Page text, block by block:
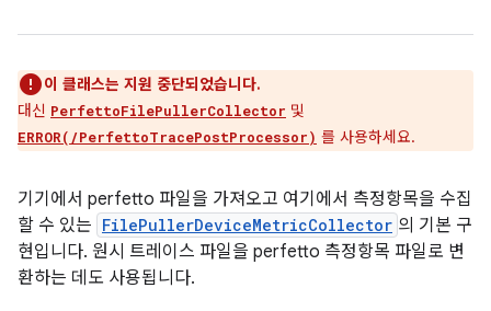
이 클래스는 지원 중단되었습니다.
대신 PerfettoFilePullerCollector 및
ERROR(/PerfettoTracePostProcessor) 를 사용하세요.
기기에서 perfetto 파일을 가져오고 여기에서 측정항목을 수집
할 수 있는 FilePullerDeviceMetricCollector 의 기본 구
현입니다. 원시 트레이스 파일을 perfetto 측정항목 파일로 변
환하는 데도 사용됩니다.